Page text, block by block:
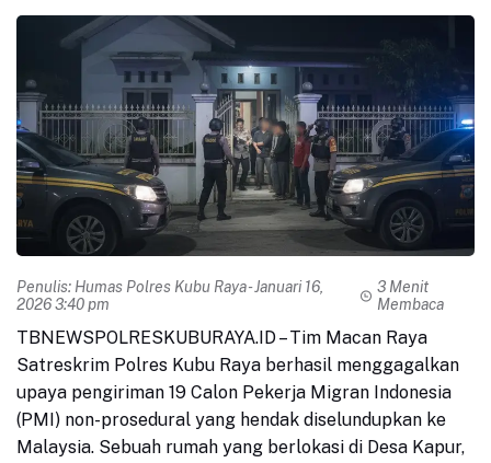
Penulis: Humas Polres Kubu Raya- Januari 16,
2026 3:40 pm
3 Menit
Membaca
TBNEWSPOLRESKUBURAYA.ID – Tim Macan Raya
Satreskrim Polres Kubu Raya berhasil menggagalkan
upaya pengiriman 19 Calon Pekerja Migran Indonesia
(PMI) non-prosedural yang hendak diselundupkan ke
Malaysia. Sebuah rumah yang berlokasi di Desa Kapur,